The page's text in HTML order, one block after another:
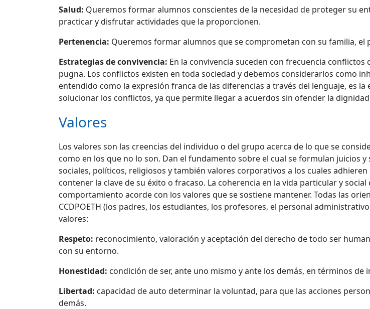
Salud: Queremos formar alumnos conscientes de la necesidad de proteger su
practicar y disfrutar actividades que la proporcionen.
Pertenencia: Queremos formar alumnos que se comprometan con su familia, el
Estrategias de convivencia: En la convivencia suceden con frecuencia
pugna. Los conflictos existen en toda sociedad y debemos considerarlos como
entendido como la expresión franca de las diferencias a través del lenguaje, es
solucionar los conflictos, ya que permite llegar a acuerdos sin ofender la
Valores
Los valores son las creencias del individuo o del grupo acerca de lo que se
como en los que no lo son. Dan el fundamento sobre el cual se formulan juicios
sociales, políticos, religiosos y también valores corporativos a los cuales
contener la clave de su éxito o fracaso. La coherencia en la vida particular y
comportamiento acorde con los valores que se sostiene mantener. Todas las
CCDPOETH (los padres, los estudiantes, los profesores, el personal
valores:
Respeto: reconocimiento, valoración y aceptación del derecho de todo ser
con su entorno.
Honestidad: condición de ser, ante uno mismo y ante los demás, en términos
Libertad: capacidad de auto determinar la voluntad, para que las acciones
demás.